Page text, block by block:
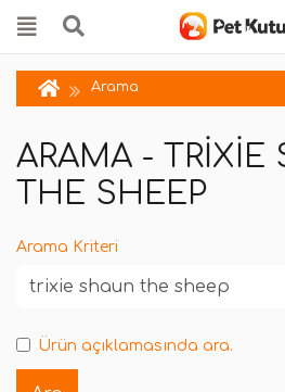
Arama
ARAMA - TRIXIE
THE SHEEP
Arama Kriteri
Ürün açıklamasında ara.